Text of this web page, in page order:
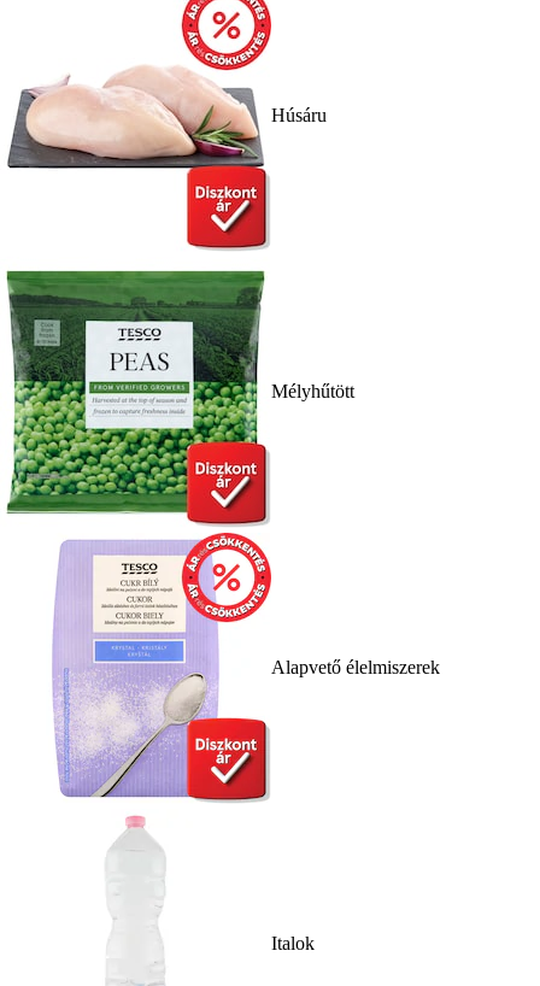
Húsáru
Mélyhűtött
Alapvető élelmiszerek
Italok